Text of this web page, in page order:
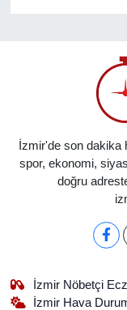
İzmir'de son dakika
spor, ekonomi,
doğru
İzmir Nöbetçi
İzmir Hava